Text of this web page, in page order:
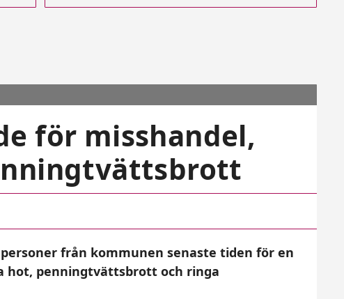
för misshandel,
från kommunen senaste tiden för en
hot, penningtvättsbrott och ringa